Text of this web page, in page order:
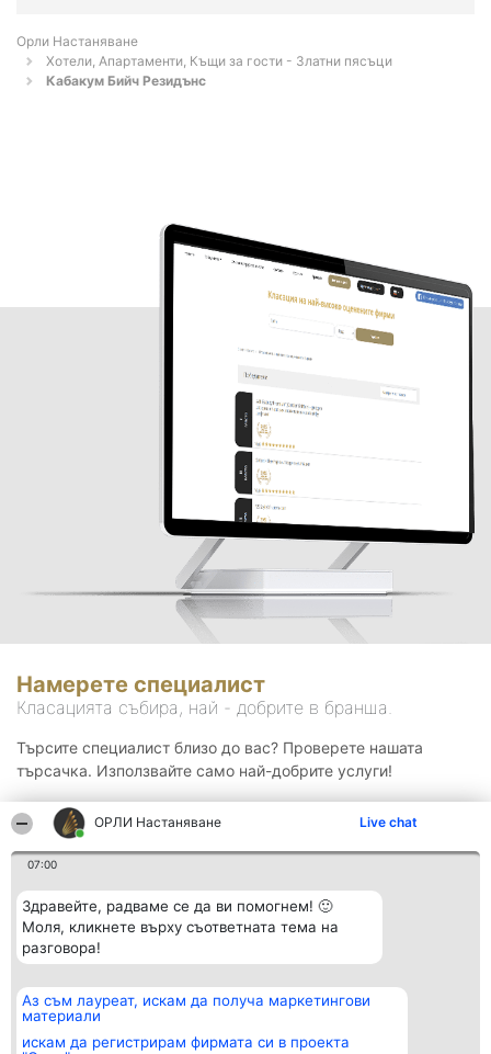
ОРЛИ Настаняване Live chat
07:00
Здравейте, радваме се да ви помогнем! 🙂
Моля, кликнете върху съответната тема на
разговора!
Аз съм лауреат, искам да получа маркетингови
материали
искам да регистрирам фирмата си в проекта
Орли Настаняване
Хотели, Апартаменти, Къщи за гости - Златни пясъци
Кабакум Бийч Резидънс
Намерете специалист
Класацията събира, най - добрите в бранша.
Търсите специалист близо до вас? Проверете нашата
търсачка. Използвайте само най-добрите услуги!
Организатор на
класиране
BulevardulAleea Timișul De
Класация
всички
Контакти